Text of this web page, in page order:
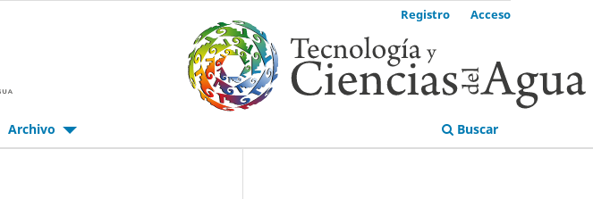
Archivo Buscar
Registro Acceso